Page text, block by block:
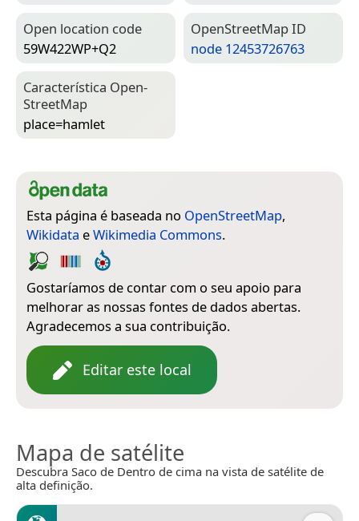
Open location code
59W422WP+Q2
Open­Street­Map ID
node 12453726763
Característica Open­
Street­Map
place=­hamlet
Esta página é baseada no OpenStreetMap,
Wikidata eWikimedia Commons.
Gostaríamos de contar com o seu apoio para
melhorar as nossas fontes de dados abertas.
Agradecemos a sua contribuição.
Editar este local
Mapa de satélite
Descubra Saco de Dentro de cima na vista de satélite de
alta definição.